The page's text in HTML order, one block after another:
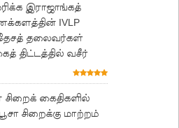
இராஜாங்கத்
IVLP
தலைவர்கள்
திட்டத்தில் வசீர்
கைதிகளில்
சிறைக்கு மாற்றம்